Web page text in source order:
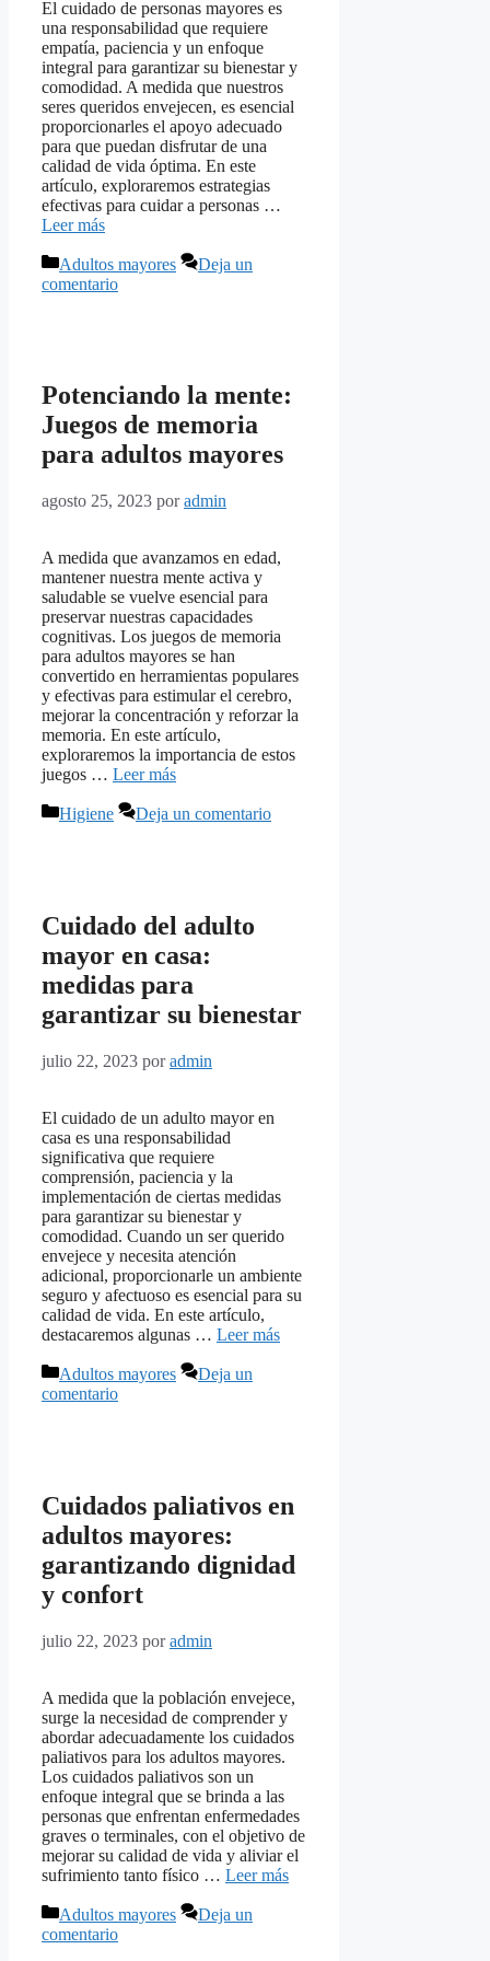
El cuidado de personas mayores es
una responsabilidad que requiere
empatía, paciencia y un enfoque
integral para garantizar su bienestar y
comodidad. A medida que nuestros
seres queridos envejecen, es esencial
proporcionarles el apoyo adecuado
para que puedan disfrutar de una
calidad de vida óptima. En este
artículo, exploraremos estrategias
efectivas para cuidar a personas …
Leer más
Categorías
Adultos mayores
Deja un
comentario
Potenciando la mente:
Juegos de memoria
para adultos mayores
agosto 25, 2023 poradmin
A medida que avanzamos en edad,
mantener nuestra mente activa y
saludable se vuelve esencial para
preservar nuestras capacidades
cognitivas. Los juegos de memoria
para adultos mayores se han
convertido en herramientas populares
y efectivas para estimular el cerebro,
mejorar la concentración y reforzar la
memoria. En este artículo,
exploraremos la importancia de estos
juegos … Leer más
Categorías
Higiene Deja un comentario
Cuidado del adulto
mayor en casa:
medidas para
garantizar su bienestar
julio 22, 2023 poradmin
El cuidado de un adulto mayor en
casa es una responsabilidad
significativa que requiere
comprensión, paciencia y la
implementación de ciertas medidas
para garantizar su bienestar y
comodidad. Cuando un ser querido
envejece y necesita atención
adicional, proporcionarle un ambiente
seguro y afectuoso es esencial para su
calidad de vida. En este artículo,
destacaremos algunas … Leer más
Categorías
Adultos mayores
Deja un
comentario
Cuidados paliativos en
adultos mayores:
garantizando dignidad
y confort
julio 22, 2023 poradmin
A medida que la población envejece,
surge la necesidad de comprender y
abordar adecuadamente los cuidados
paliativos para los adultos mayores.
Los cuidados paliativos son un
enfoque integral que se brinda a las
personas que enfrentan enfermedades
graves o terminales, con el objetivo de
mejorar su calidad de vida y aliviar el
sufrimiento tanto físico … Leer más
Categorías
Adultos mayores
Deja un
comentario